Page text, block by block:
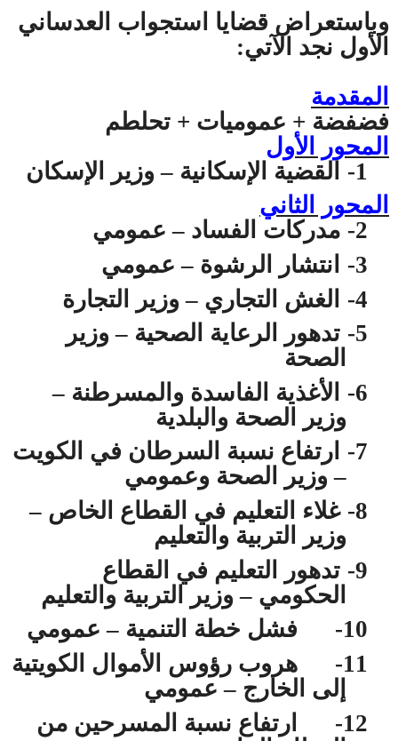
وباستعراض قضايا استجواب العدساني
الأول نجد الآتي:
المقدمة
فضفضة + عموميات + تحلطم
المحور الأول
1-
القضية الإسكانية – وزير الإسكان
المحور الثاني
2- مدركات الفساد – عمومي
3-
انتشار الرشوة – عمومي
4-
الغش التجاري – وزير التجارة
5- تدهور الرعاية الصحية – وزير
الصحة
6-
الأغذية الفاسدة والمسرطنة –
وزير الصحة والبلدية
7-
ارتفاع نسبة السرطان في الكويت
– وزير الصحة وعمومي
8- غلاء التعليم في القطاع الخاص –
وزير التربية والتعليم
9- تدهور التعليم في القطاع
الحكومي – وزير التربية والتعليم
10-
فشل خطة التنمية – عمومي
11-
هروب رؤوس الأموال الكويتية
إلى الخارج – عمومي
12-
ارتفاع نسبة المسرحين من